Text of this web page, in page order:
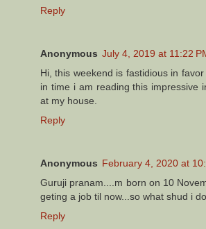
Reply
Anonymous July 4, 2019 at 11:22
Hi, this weekend is fastidious in
in time i am reading this impressive
at my house.
Reply
Anonymous February 4, 2020 at
Guruji pranam....m born on 10
geting a job til now...so what shud i do..
Reply